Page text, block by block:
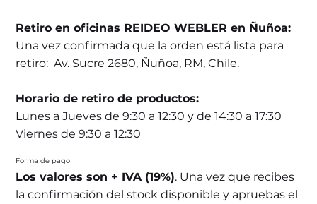
Retiro en oficinas REIDEO WEBLER en Ñuñoa:
Una vez confirmada que la orden está lista para
retiro: Av. Sucre 2680, Ñuñoa, RM, Chile.
Horario de retiro de productos:
Lunes a Jueves de 9:30 a 12:30 y de 14:30 a 17:30
Viernes de 9:30 a 12:30
Forma de pago
Los valores son + IVA (19%). Una vez que recibes
la confirmación del stock disponible y apruebas el